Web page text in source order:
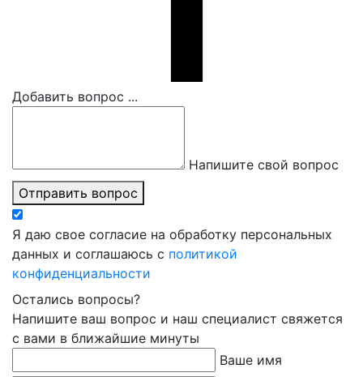
Добавить вопрос ...
Напишите свой вопрос
Отправить вопрос
Я даю свое согласие на обработку персональных
данных и соглашаюсь с политикой
конфиденциальности
Остались вопросы?
Напишите ваш вопрос и наш специалист свяжется
с вами в ближайшие минуты
Ваше имя